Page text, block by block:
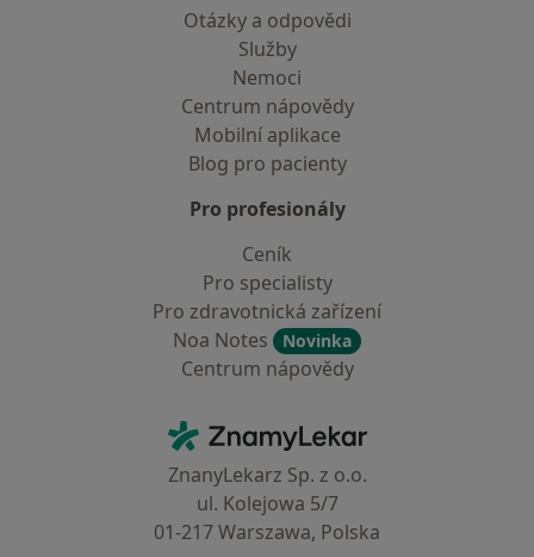
Otázky a odpovědi
Služby
Nemoci
Centrum nápovědy
Mobilní aplikace
Blog pro pacienty
Pro profesionály
Ceník
Pro specialisty
Pro zdravotnická zařízení
Noa Notes
Novinka
Centrum nápovědy
ZnamyLekar - Hlavní stránka
ZnanyLekarz Sp. z o.o.
ul. Kolejowa 5/7
01-217 Warszawa, Polska